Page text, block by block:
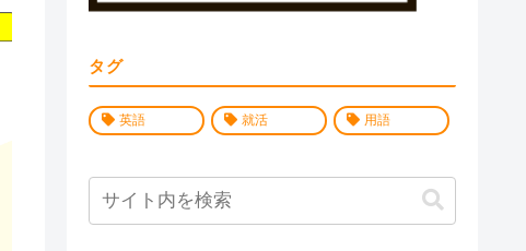
タグ
英語 就活 用語